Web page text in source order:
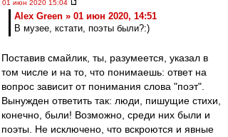
01 июн 2020 15:04
Alex Green » 01 июн 2020, 14:51
В музее, кстати, поэты были?:)
Поставив смайлик, ты, разумеется, указал в
том числе и на то, что понимаешь: ответ на
вопрос зависит от понимания слова "поэт".
Вынужден ответить так: люди, пишущие стихи,
конечно, были! Возможно, среди них были и
поэты. Не исключено, что вскроются и явные